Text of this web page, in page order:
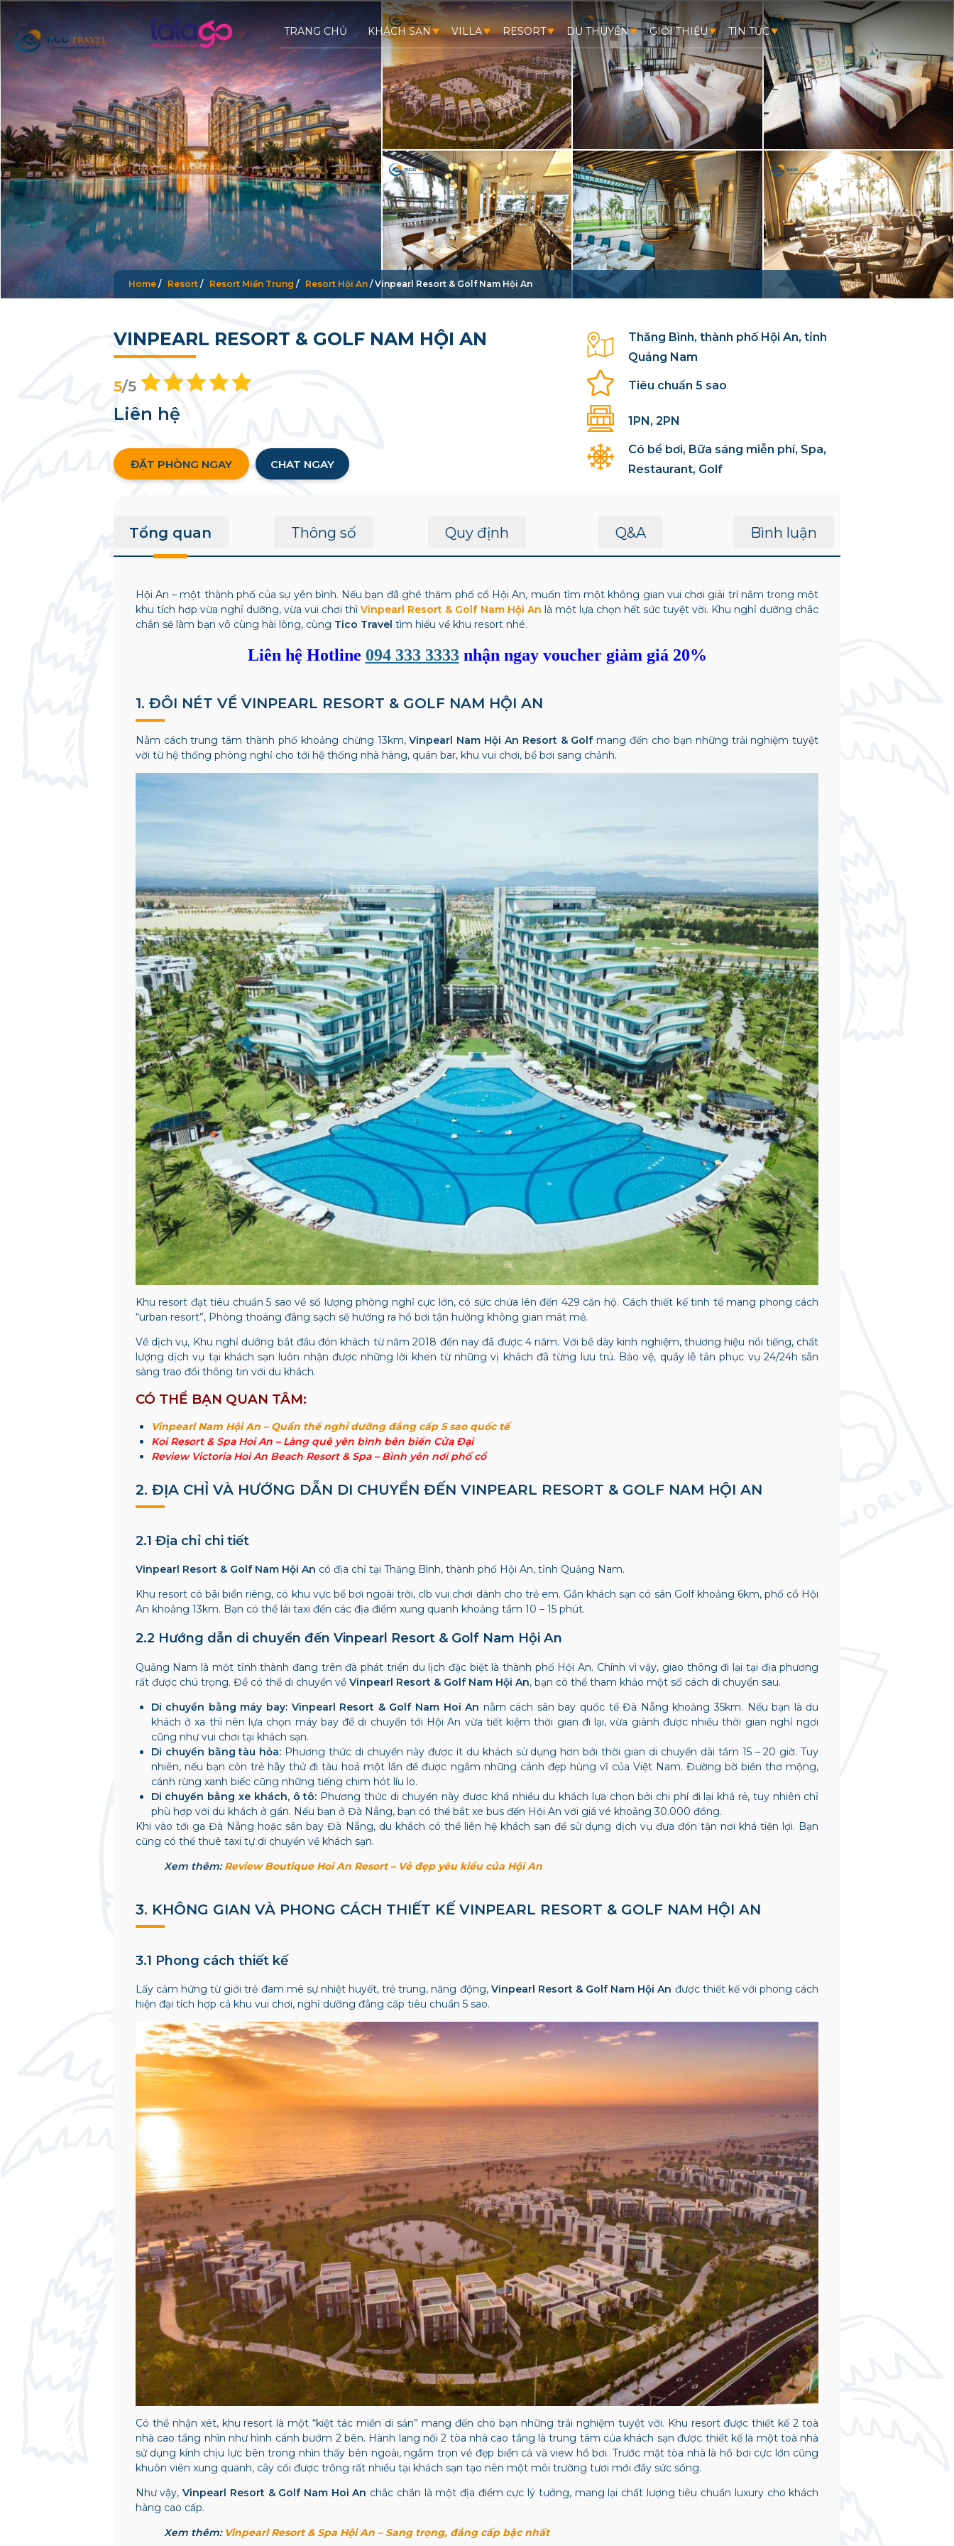
TRANG CHỦ KHÁCH SẠN VILLA RESORT DU THUYỀN GIỚI THIỆU TIN TỨC
Home / Resort / Resort Miền Trung / Resort Hội An /Vinpearl Resort & Golf Nam Hội An
VINPEARL RESORT & GOLF NAM HỘI AN
Thăng Bình, thành phố Hội An, tỉnh
Quảng Nam
Tiêu chuẩn 5 sao
1PN, 2PN
Có bể bơi, Bữa sáng miễn phí, Spa,
Restaurant, Golf
5/5
Liên hệ
ĐẶT PHÒNG NGAY CHAT NGAY
Tổng quan Thông số Quy định Q&A Bình luận
Hội An – một thành phố của sự yên bình. Nếu bạn đã ghé thăm phố cổ Hội An, muốn tìm một không gian vui chơi giải trí nằm trong một
khu tích hợp vừa nghỉ dưỡng, vừa vui chơi thìVinpearl Resort & Golf Nam Hội An là một lựa chọn hết sức tuyệt vời. Khu nghỉ dưỡng chắc
chắn sẽ làm bạn vô cùng hài lòng, cùng Tico Travel tìm hiểu về khu resort nhé.
Liên hệ Hotline 094 333 3333 nhận ngay voucher giảm giá 20%
1. ĐÔI NÉT VỀ VINPEARL RESORT & GOLF NAM HỘI AN
Nằm cách trung tâm thành phố khoảng chừng 13km,Vinpearl Nam Hội An Resort & Golf mang đến cho bạn những trải nghiệm tuyệt
vời từ hệ thống phòng nghỉ cho tới hệ thống nhà hàng, quán bar, khu vui chơi, bể bơi sang chảnh.
Khu resort đạt tiêu chuẩn 5 sao về số lượng phòng nghỉ cực lớn, có sức chứa lên đến 429 căn hộ. Cách thiết kế tinh tế mang phong cách
“urban resort”, Phòng thoáng đãng sạch sẽ hướng ra hồ bơi tận hưởng không gian mát mẻ.
Về dịch vụ, Khu nghỉ dưỡng bắt đầu đón khách từ năm 2018 đến nay đã được 4 năm. Với bề dày kinh nghiệm, thương hiệu nổi tiếng, chất
lượng dịch vụ tại khách sạn luôn nhận được những lời khen từ những vị khách đã từng lưu trú. Bảo vệ, quầy lễ tân phục vụ 24/24h sẵn
sàng trao đổi thông tin với du khách.
CÓ THỂ BẠN QUAN TÂM:
Vinpearl Nam Hội An – Quần thể nghỉ dưỡng đẳng cấp 5 sao quốc tế
Koi Resort & Spa Hoi An – Làng quê yên bình bên biển Cửa Đại
Review Victoria Hoi An Beach Resort & Spa – Bình yên nơi phố cổ
2. ĐỊA CHỈ VÀ HƯỚNG DẪN DI CHUYỂN ĐẾN VINPEARL RESORT & GOLF NAM HỘI AN
2.1 Địa chỉ chi tiết
Vinpearl Resort & Golf Nam Hội An có địa chỉ tại Thăng Bình, thành phố Hội An, tỉnh Quảng Nam.
Khu resort có bãi biển riêng, có khu vực bể bơi ngoài trời, clb vui chơi dành cho trẻ em. Gần khách sạn có sân Golf khoảng 6km, phố cổ Hội
An khoảng 13km. Bạn có thể lái taxi đến các địa điểm xung quanh khoảng tầm 10 – 15 phút.
2.2 Hướng dẫn di chuyển đến Vinpearl Resort & Golf Nam Hội An
Quảng Nam là một tỉnh thành đang trên đà phát triển du lịch đặc biệt là thành phố Hội An. Chính vì vậy, giao thông đi lại tại địa phương
rất được chú trọng. Để có thể di chuyển về Vinpearl Resort & Golf Nam Hội An, bạn có thể tham khảo một số cách di chuyển sau.
Di chuyển bằng máy bay: Vinpearl Resort & Golf Nam Hoi An nằm cách sân bay quốc tế Đà Nẵng khoảng 35km. Nếu bạn là du
khách ở xa thì nên lựa chọn máy bay để di chuyển tới Hội An vừa tiết kiệm thời gian đi lại, vừa giành được nhiều thời gian nghỉ ngơi
cũng như vui chơi tại khách sạn.
Di chuyển bằng tàu hỏa: Phương thức di chuyển này được ít du khách sử dụng hơn bởi thời gian di chuyển dài tầm 15 – 20 giờ. Tuy
nhiên, nếu bạn còn trẻ hãy thử đi tàu hoả một lần để được ngắm những cảnh đẹp hùng vĩ của Việt Nam. Đường bờ biển thơ mộng,
cánh rừng xanh biếc cũng những tiếng chim hót líu lo.
Di chuyển bằng xe khách, ô tô: Phương thức di chuyển này được khá nhiều du khách lựa chọn bởi chi phí đi lại khá rẻ, tuy nhiên chỉ
phù hợp với du khách ở gần. Nếu bạn ở Đà Nẵng, bạn có thể bắt xe bus đến Hội An với giá vé khoảng 30.000 đồng.
Khi vào tới ga Đà Nẵng hoặc sân bay Đà Nẵng, du khách có thể liên hệ khách sạn để sử dụng dịch vụ đưa đón tận nơi khá tiện lợi. Bạn
cũng có thể thuê taxi tự di chuyển về khách sạn.
Xem thêm:Review Boutique Hoi An Resort – Vẻ đẹp yêu kiều của Hội An
3. KHÔNG GIAN VÀ PHONG CÁCH THIẾT KẾ VINPEARL RESORT & GOLF NAM HỘI AN
3.1 Phong cách thiết kế
Lấy cảm hứng từ giới trẻ đam mê sự nhiệt huyết, trẻ trung, năng động, Vinpearl Resort & Golf Nam Hội An được thiết kế với phong cách
hiện đại tích hợp cả khu vui chơi, nghỉ dưỡng đẳng cấp tiêu chuẩn 5 sao.
Có thể nhận xét, khu resort là một “kiệt tác miền di sản” mang đến cho bạn những trải nghiệm tuyệt vời. Khu resort được thiết kế 2 toà
nhà cao tầng nhìn như hình cánh bướm 2 bên. Hành lang nối 2 tòa nhà cao tầng là trung tâm của khách sạn được thiết kế là một toà nhà
sử dụng kính chịu lực bên trong nhìn thấy bên ngoài, ngắm trọn vẻ đẹp biển cả và view hồ bơi. Trước mặt tòa nhà là hồ bơi cực lớn cũng
khuôn viên xung quanh, cây cối được trồng rất nhiều tại khách sạn tạo nên một môi trường tươi mới đầy sức sống.
Như vậy, Vinpearl Resort & Golf Nam Hoi An chắc chắn là một địa điểm cực lý tưởng, mang lại chất lượng tiêu chuẩn luxury cho khách
hàng cao cấp.
Xem thêm: Vinpearl Resort & Spa Hội An – Sang trọng, đẳng cấp bậc nhất